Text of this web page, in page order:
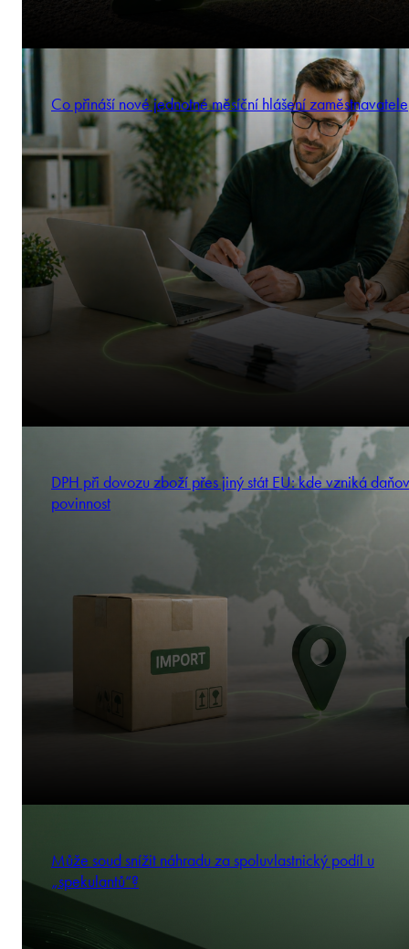
Co přináší nové jednotné měsíční hlášení zaměstnavatele
DPH při dovozu zboží přes jiný stát EU: kde vzniká
povinnost
Může soud snížit náhradu za spoluvlastnický podíl u
„spekulantů“?